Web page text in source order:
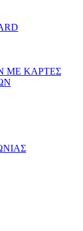
ΜΕ ΚΑΡΤΕΣ